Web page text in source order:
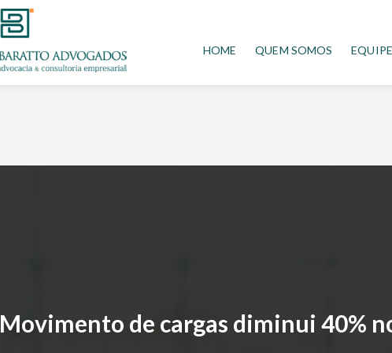
HOME QUEM SOMOS EQUIPE
Movimento de cargas diminui 40%